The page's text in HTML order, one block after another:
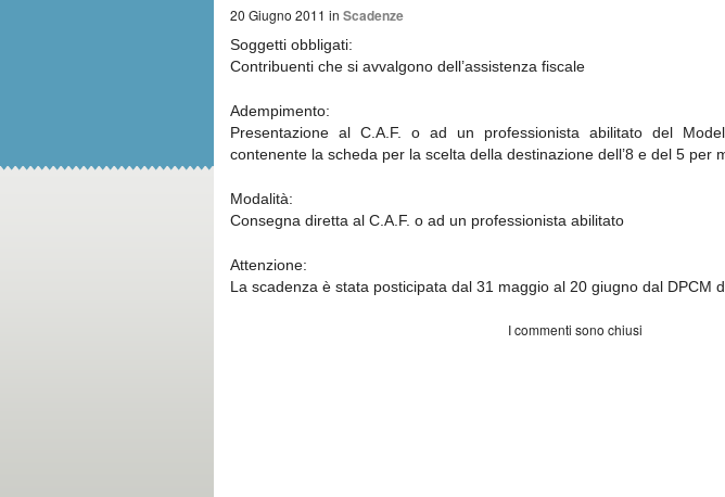
20 Giugno 2011 in Scadenze
Soggetti obbligati:
Contribuenti che si avvalgono dell’assistenza fiscale
Adempimento:
Presentazione al C.A.F. o ad un professionista abilitato del
contenente la scheda per la scelta della destinazione dell’8 e del 5 per
Modalità:
Consegna diretta al C.A.F. o ad un professionista abilitato
Attenzione:
La scadenza è stata posticipata dal 31 maggio al 20 giugno dal DPCM
I commenti sono chiusi